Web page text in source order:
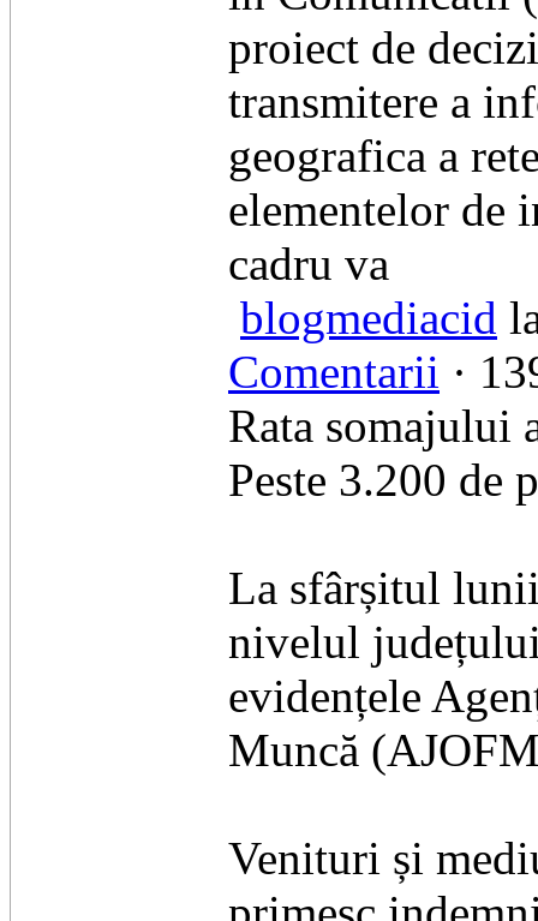
proiect de
transmitere a
geografica a
elementelor de
cadru va
blogmediacid
Comentarii ·
Rata somajului
Peste 3.200 de
​La sfârșitul
nivelul
evidențele
Muncă
​Venituri și